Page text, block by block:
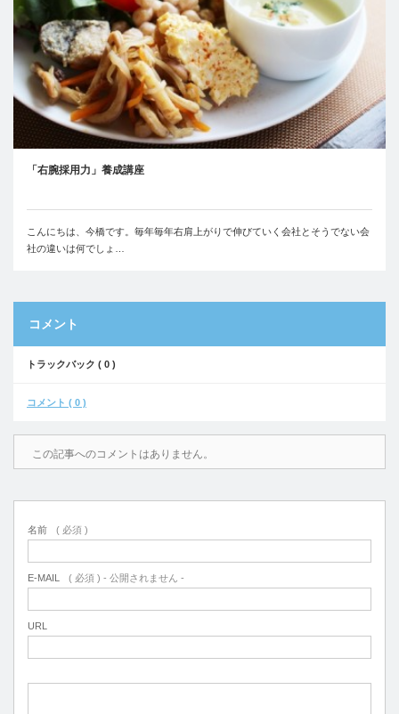
「右腕採用力」養成講座
こんにちは、今橋です。毎年毎年右肩上がりで伸びていく会社とそうでない会
社の違いは何でしょ…
コメント
トラックバック ( 0 )
コメント ( 0 )
この記事へのコメントはありません。
名前 ( 必須 )
E-MAIL ( 必須 ) - 公開されません -
URL